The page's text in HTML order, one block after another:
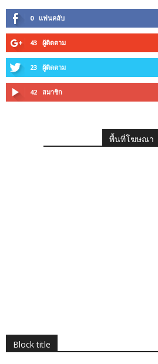
0 แฟนคลับ
43 ผู้ติดตาม
23 ผู้ติดตาม
42 สมาชิก
พื้นที่โฆษณา
Block title